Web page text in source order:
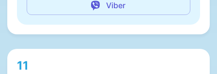
Viber
11